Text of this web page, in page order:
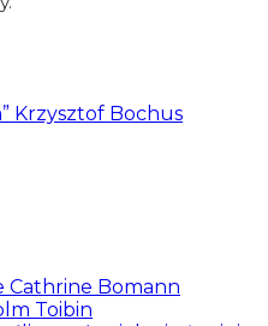
Krzysztof Bochus
Cathrine Bomann
Toibin